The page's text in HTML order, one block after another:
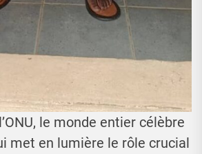
le monde entier célèbre
met en lumière le rôle crucial